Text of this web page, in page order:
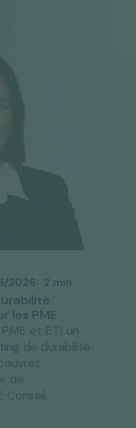
2026 2 min
les PME
et ETI un
de durabilité
de